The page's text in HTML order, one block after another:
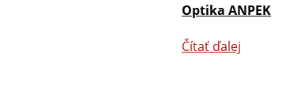
Optika ANPEK
Čítať ďalej